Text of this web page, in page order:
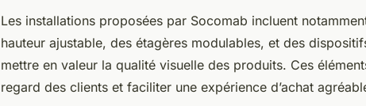
Les installations proposées par Socomab incluent
hauteur ajustable, des étagères modulables, et des
mettre en valeur la qualité visuelle des produits. Ces
regard des clients et faciliter une expérience d’achat